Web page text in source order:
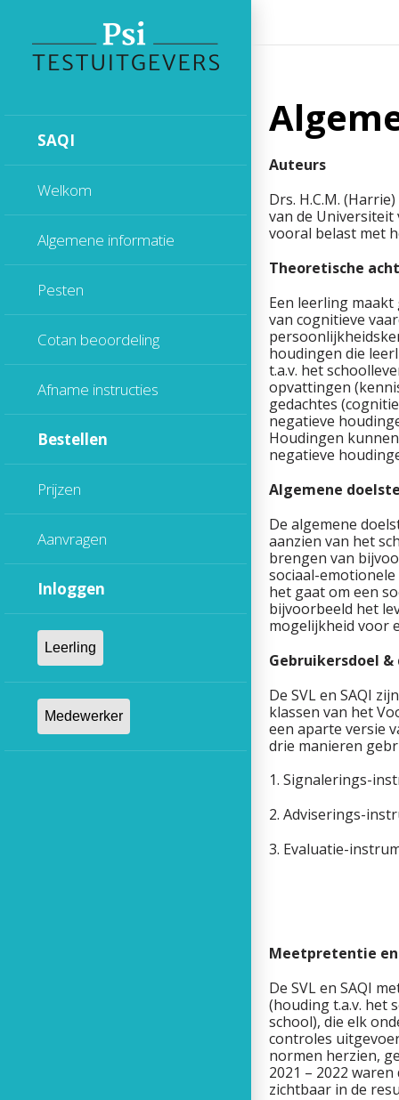
SAQI
Welkom
Algemene informatie
Pesten
Cotan beoordeling
Afname instructies
Bestellen
Prijzen
Aanvragen
Inloggen
Auteurs
Drs. H.C.M.
van de Universiteit
vooral belast met
Theoretische
Een leerling
van cognitieve
houdingen die
t.a.v. het
opvattingen
gedachtes
negatieve
Houdingen
negatieve
Algemene
De algemene
aanzien van het
brengen van
sociaal-
het gaat om een
bijvoorbeeld het
mogelijkheid voor
Gebruikersdoel
De SVL en SAQI
klassen van het
een aparte versie
drie manieren
1. Signalerings-
2. Adviserings-
3. Evaluatie-
Meetpretentie
De SVL en SAQI
(houding t.a.v. het
school), die elk
controles
normen herzien,
2021 – 2022
zichtbaar in de